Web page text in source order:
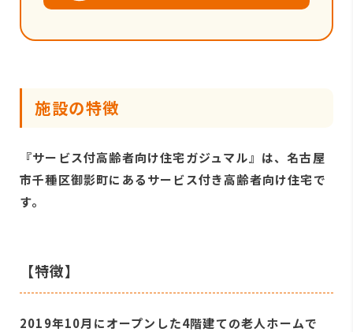
施設の特徴
『サービス付高齢者向け住宅ガジュマル』は、名古屋
市千種区御影町にあるサービス付き高齢者向け住宅で
す。
【特徴】
2019年10月にオープンした4階建ての老人ホームで